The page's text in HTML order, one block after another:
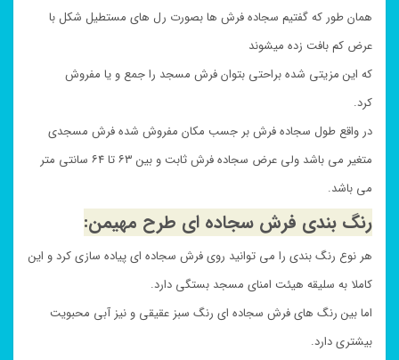
همان طور که گفتیم سجاده فرش ها بصورت رل های مستطیل شکل با
عرض کم بافت زده میشوند
که این مزیتی شده براحتی بتوان فرش مسجد را جمع و یا مفروش
کرد.
در واقع طول سجاده فرش بر جسب مکان مفروش شده فرش مسجدی
متغیر می باشد ولی عرض سجاده فرش ثابت و بین ۶۳ تا ۶۴ سانتی متر
می باشد.
رنگ بندی فرش سجاده ای طرح مهیمن:
هر نوع رنگ بندی را می توانید روی فرش سجاده ای پیاده سازی کرد و این
کاملا به سلیقه هیئت امنای مسجد بستگی دارد.
اما بین رنگ های فرش سجاده ای رنگ سبز عقیقی و نیز آبی محبویت
بیشتری دارد.